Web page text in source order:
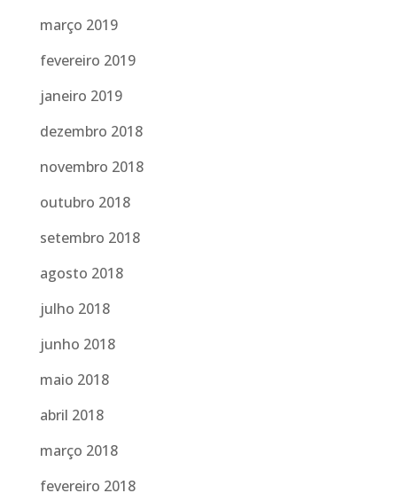
março 2019
fevereiro 2019
janeiro 2019
dezembro 2018
novembro 2018
outubro 2018
setembro 2018
agosto 2018
julho 2018
junho 2018
maio 2018
abril 2018
março 2018
fevereiro 2018